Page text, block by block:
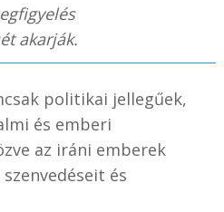
akarják.
politikai jellegűek,
és emberi
az iráni emberek
és